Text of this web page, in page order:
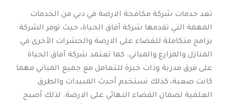
تعد خدمات شركة مكافحة الارضة في دبي من الخدمات
المهمة التي تقدمها شركة آفاق الحياة، حيث توفر الشركة
برامج متكاملة للقضاء على الارضة والحشرات الأخرى في
المنازل والمزارع والمباني. كما تعتمد شركة آفاق الحياة
على فرق مدربة وذات خبرة للتعامل مع جميع المباني مهما
كانت صعبة، كذلك تستخدم أحدث المبيدات والطرق
العلمية لضمان القضاء النهائي على الارضة. لذلك أصبح